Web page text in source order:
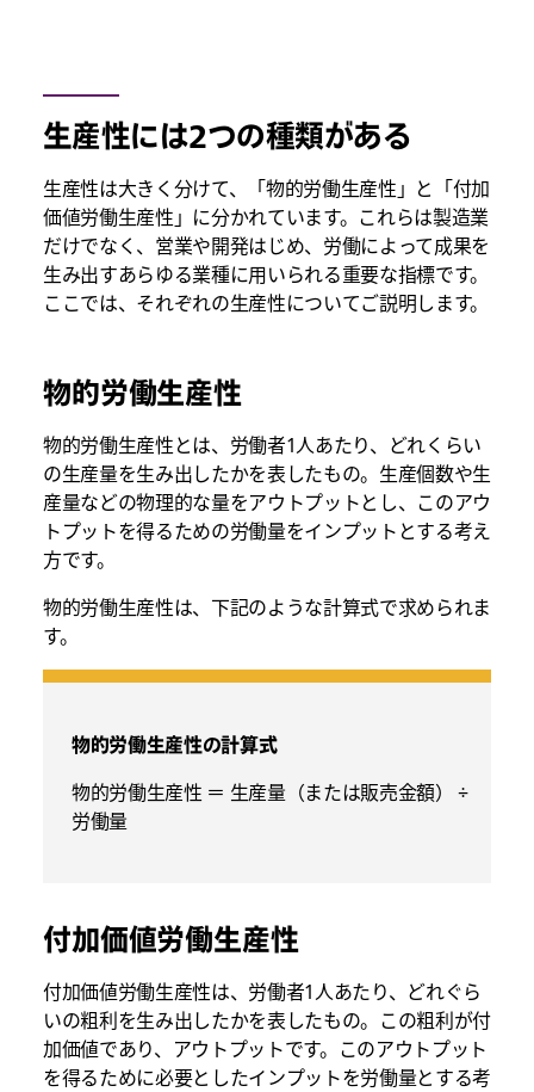
生産性には2つの種類がある
生産性は大きく分けて、「物的労働生産性」と「付加
価値労働生産性」に分かれています。これらは製造業
だけでなく、営業や開発はじめ、労働によって成果を
生み出すあらゆる業種に用いられる重要な指標です。
ここでは、それぞれの生産性についてご説明します。
物的労働生産性
物的労働生産性とは、労働者1人あたり、どれくらい
の生産量を生み出したかを表したもの。生産個数や生
産量などの物理的な量をアウトプットとし、このアウ
トプットを得るための労働量をインプットとする考え
方です。
物的労働生産性は、下記のような計算式で求められま
す。
物的労働生産性の計算式
物的労働生産性 ＝ 生産量（または販売金額） ÷
労働量
付加価値労働生産性
付加価値労働生産性は、労働者1人あたり、どれぐら
いの粗利を生み出したかを表したもの。この粗利が付
加価値であり、アウトプットです。このアウトプット
を得るために必要としたインプットを労働量とする考